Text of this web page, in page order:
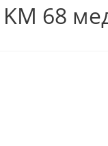
68